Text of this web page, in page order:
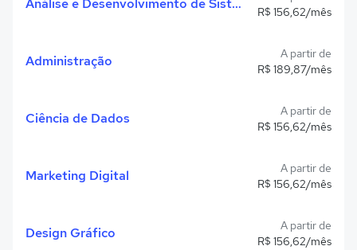
Análise e Desenvolvimento de Sistemas
R$ 156,62/mês
Administração
A partir de
R$ 189,87/mês
Ciência de Dados
A partir de
R$ 156,62/mês
Marketing Digital
A partir de
R$ 156,62/mês
Design Gráfico
A partir de
R$ 156,62/mês